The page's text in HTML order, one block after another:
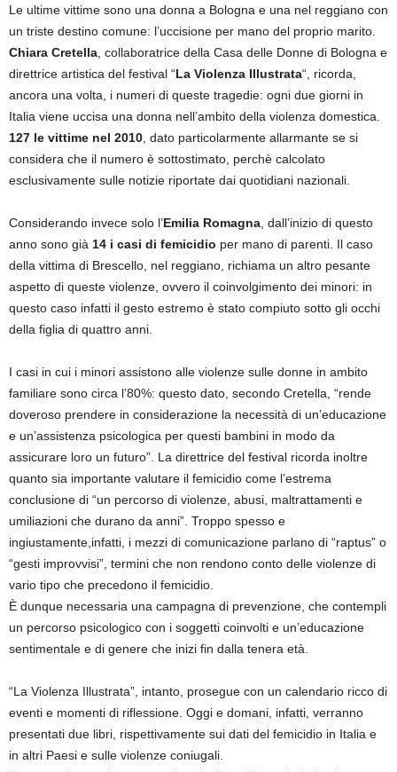
Le ultime vittime sono una donna a Bologna e una nel reggiano con
un triste destino comune: l’uccisione per mano del proprio marito.
Chiara Cretella , collaboratrice della Casa delle Donne di Bologna e
direttrice artistica del festival “La Violenza Illustrata“, ricorda,
ancora una volta, i numeri di queste tragedie: ogni due giorni in
Italia viene uccisa una donna nell’ambito della violenza domestica.
127 le vittime nel 2010 , dato particolarmente allarmante se si
considera che il numero è sottostimato, perchè calcolato
esclusivamente sulle notizie riportate dai quotidiani nazionali.
Considerando invece solo l’Emilia Romagna , dall’inizio di questo
anno sono già 14 i casi di femicidio per mano di parenti. Il caso
della vittima di Brescello, nel reggiano, richiama un altro pesante
aspetto di queste violenze, ovvero il coinvolgimento dei minori: in
questo caso infatti il gesto estremo è stato compiuto sotto gli occhi
della figlia di quattro anni.
I casi in cui i minori assistono alle violenze sulle donne in ambito
familiare sono circa l’80%: questo dato, secondo Cretella, “rende
doveroso prendere in considerazione la necessità di un’educazione
e un’assistenza psicologica per questi bambini in modo da
assicurare loro un futuro”. La direttrice del festival ricorda inoltre
quanto sia importante valutare il femicidio come l’estrema
conclusione di “un percorso di violenze, abusi, maltrattamenti e
umiliazioni che durano da anni”. Troppo spesso e
ingiustamente,infatti, i mezzi di comunicazione parlano di “raptus” o
“gesti improvvisi”, termini che non rendono conto delle violenze di
vario tipo che precedono il femicidio.
È dunque necessaria una campagna di prevenzione, che contempli
un percorso psicologico con i soggetti coinvolti e un’educazione
sentimentale e di genere che inizi fin dalla tenera età.
“La Violenza Illustrata”, intanto, prosegue con un calendario ricco di
eventi e momenti di riflessione. Oggi e domani, infatti, verranno
presentati due libri, rispettivamente sui dati del femicidio in Italia e
in altri Paesi e sulle violenze coniugali.